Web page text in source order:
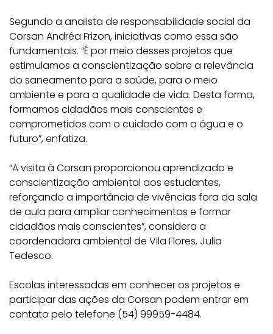
Segundo a analista de responsabilidade social da
Corsan Andréa Frizon, iniciativas como essa são
fundamentais. “É por meio desses projetos que
estimulamos a conscientização sobre a relevância
do saneamento para a saúde, para o meio
ambiente e para a qualidade de vida. Desta forma,
formamos cidadãos mais conscientes e
comprometidos com o cuidado com a água e o
futuro”, enfatiza.
“A visita à Corsan proporcionou aprendizado e
conscientização ambiental aos estudantes,
reforçando a importância de vivências fora da sala
de aula para ampliar conhecimentos e formar
cidadãos mais conscientes”, considera a
coordenadora ambiental de Vila Flores, Julia
Tedesco.
Escolas interessadas em conhecer os projetos e
participar das ações da Corsan podem entrar em
contato pelo telefone (54) 99959-4484.